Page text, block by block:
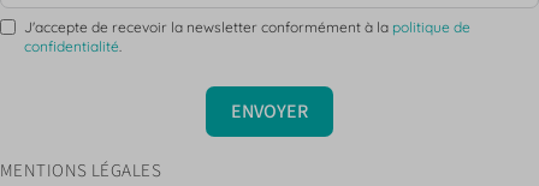
J'accepte de recevoir la newsletter conformément à la politique de
confidentialité.
ENVOYER
MENTIONS LÉGALES